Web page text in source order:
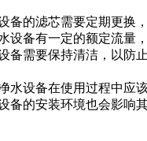
备的滤芯需要定期更换
设备有一定的额定流量
备需要保持清洁，以防
水设备在使用过程中应
备的安装环境也会影响